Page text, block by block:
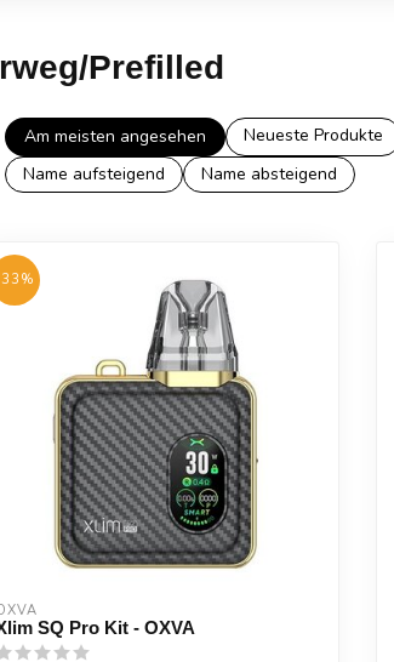
Prefilled
Am meisten angesehen Neueste Produkte
Name aufsteigend
Name absteigend
SQ Pro Kit - OXVA